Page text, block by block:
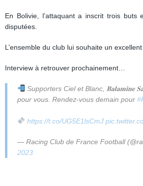
En Bolivie, l’attaquant a inscrit trois buts
disputées.
L’ensemble du club lui souhaite un
Interview à retrouver prochainement…
Supporters Ciel et Blanc, 𝐁𝐚𝐥𝐚𝐦𝐢𝐧𝐞
pour vous. Rendez-vous demain pour
https://t.co/UG5E1lsCmJ
— Racing Club de France Football
2023